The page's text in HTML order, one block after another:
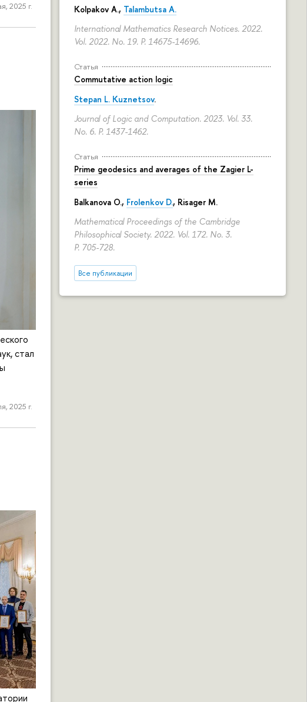
Kolpakov A., Talambutsa A.
International Mathematics Research Notices. 2022.
Vol. 2022. No. 19. P. 14675-14696.
Статья
Commutative action logic
Stepan L. Kuznetsov.
Journal of Logic and Computation. 2023. Vol. 33.
No. 6. P. 1437-1462.
Статья
Prime geodesics and averages of the Zagier L-
series
Balkanova O., Frolenkov D., Risager M.
Mathematical Proceedings of the Cambridge
Philosophical Society. 2022. Vol. 172. No. 3.
P. 705-728.
Все публикации
2025 г.
стал
2025 г.